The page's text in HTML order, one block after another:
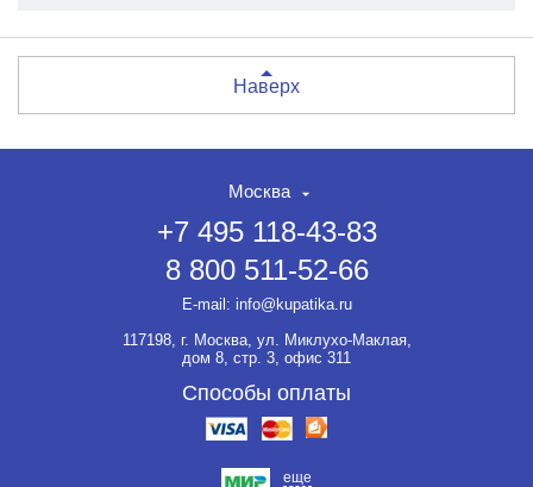
Наверх
Москва
+7 495 118-43-83
8 800 511-52-66
E-mail: info@kupatika.ru
117198, г. Москва, ул. Миклухо-Маклая,
дом 8, стр. 3, офис 311
Способы оплаты
еще